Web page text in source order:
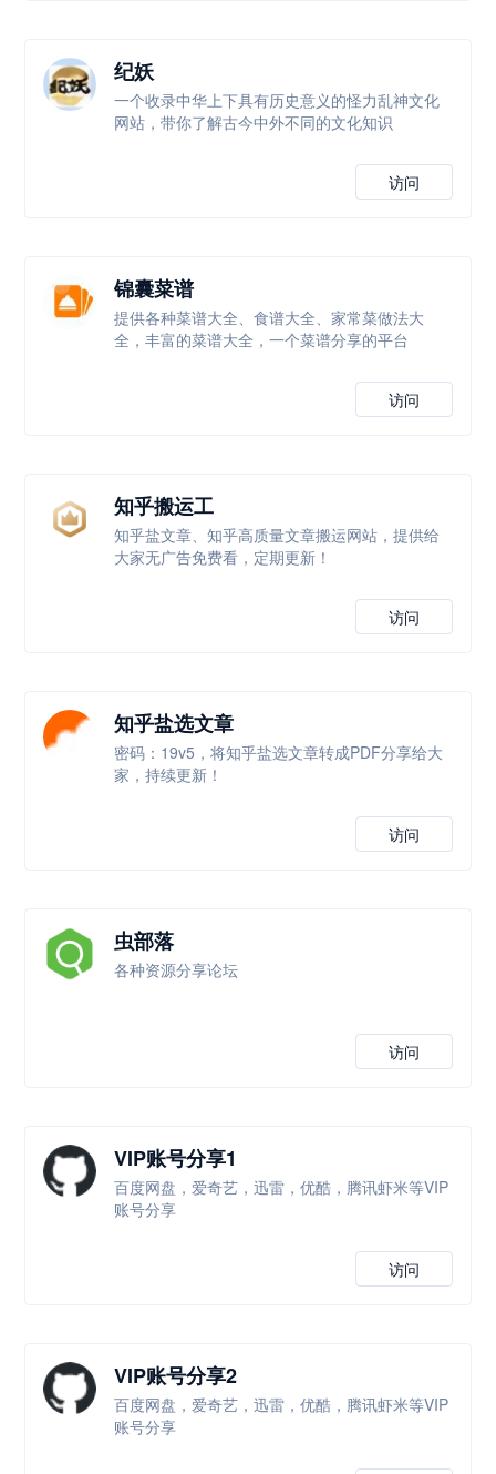
纪妖
一个收录中华上下具有历史意义的怪力乱神文化
网站，带你了解古今中外不同的文化知识
访问
锦囊菜谱
提供各种菜谱大全、食谱大全、家常菜做法大
全，丰富的菜谱大全，一个菜谱分享的平台
访问
知乎搬运工
知乎盐文章、知乎高质量文章搬运网站，提供给
大家无广告免费看，定期更新！
访问
知乎盐选文章
密码：19v5，将知乎盐选文章转成PDF分享给大
家，持续更新！
访问
虫部落
各种资源分享论坛
访问
VIP账号分享1
百度网盘，爱奇艺，迅雷，优酷，腾讯虾米等VIP
账号分享
访问
VIP账号分享2
百度网盘，爱奇艺，迅雷，优酷，腾讯虾米等VIP
账号分享